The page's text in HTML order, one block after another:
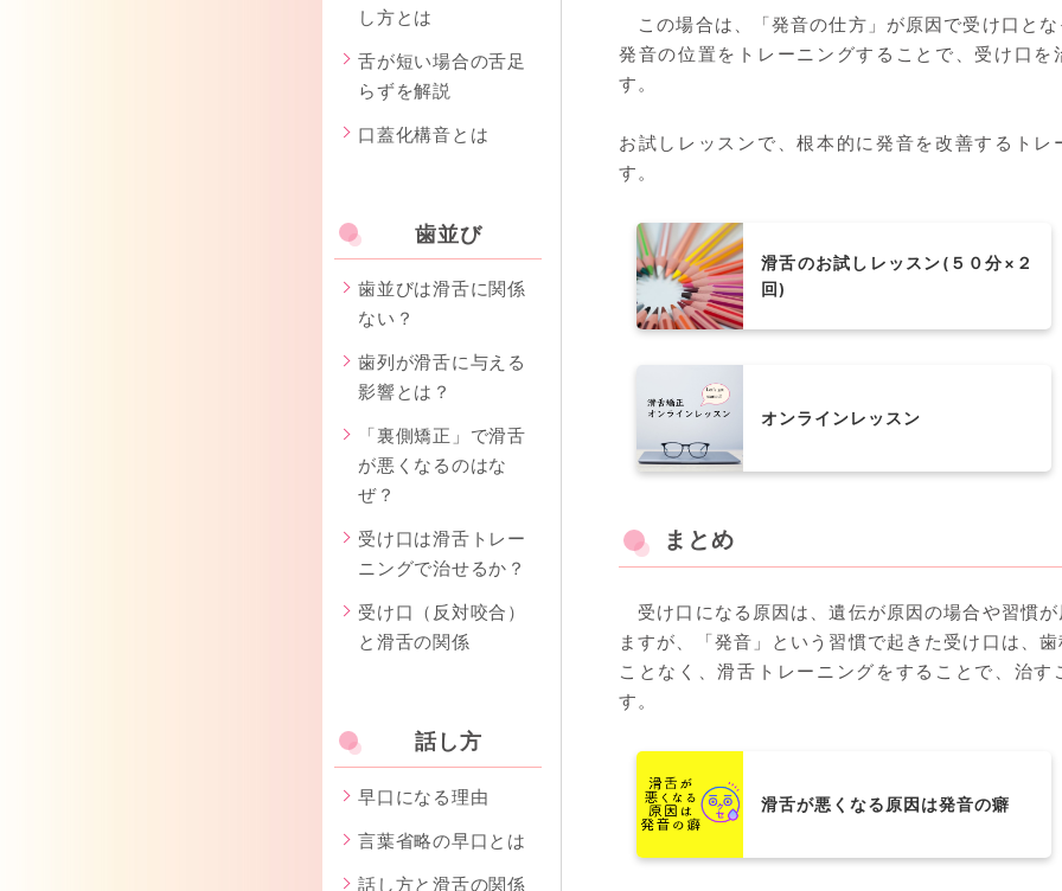
し方とは
舌が短い場合の舌足
らずを解説
口蓋化構音とは
歯並び
歯並びは滑舌に関係
ない？
歯列が滑舌に与える
影響とは？
「裏側矯正」で滑舌
が悪くなるのはな
ぜ？
受け口は滑舌トレー
ニングで治せるか？
受け口（反対咬合）
と滑舌の関係
話し方
早口になる理由
言葉省略の早口とは
話し方と滑舌の関係
この場合は、「発音の仕方」が原因で受け口と
発音の位置をトレーニングすることで、受け口を
す。
お試しレッスンで、根本的に発音を改善するトレ
す。
滑舌のお試しレッスン(５０分×２
回)
オンラインレッスン
まとめ
受け口になる原因は、遺伝が原因の場合や習慣
ますが、「発音」という習慣で起きた受け口は、
ことなく、滑舌トレーニングをすることで、治す
す。
滑舌が悪くなる原因は発音の癖